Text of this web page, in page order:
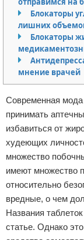
Боевые виды
Как
Теннис
Водный спорт
Похудание
Йога и пилатес
Хоккей
Волейбол
Отказ от
Блокаторы
лишних
Блокаторы
мнение врачей
Современная мода
принимать
избавиться от
худеющих
множество
имеют множество
относительно
вредные, о чем
Названия
статье. Однако